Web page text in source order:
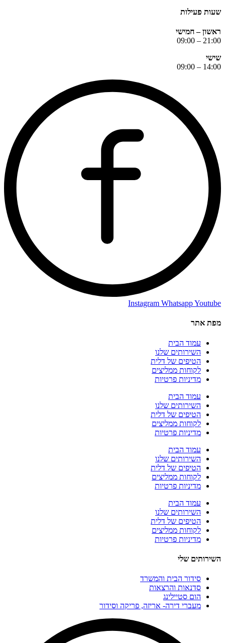
שעות פעילות
ראשון – חמישי
21:00 – 09:00
שישי
14:00 – 09:00
Instagram WhatsappYoutube
מפת אתר
עמוד הבית
השירותים שלנו
הטיפים של דלית
לקוחות ממליצים
מדיניות פרטיות
עמוד הבית
השירותים שלנו
הטיפים של דלית
לקוחות ממליצים
מדיניות פרטיות
עמוד הבית
השירותים שלנו
הטיפים של דלית
לקוחות ממליצים
מדיניות פרטיות
עמוד הבית
השירותים שלנו
הטיפים של דלית
לקוחות ממליצים
מדיניות פרטיות
השירותים שלי
סידור הבית והמשרד
סדנאות והרצאות
הום סטיילינג
מעברי דירה- אריזה, פריקה וסידור